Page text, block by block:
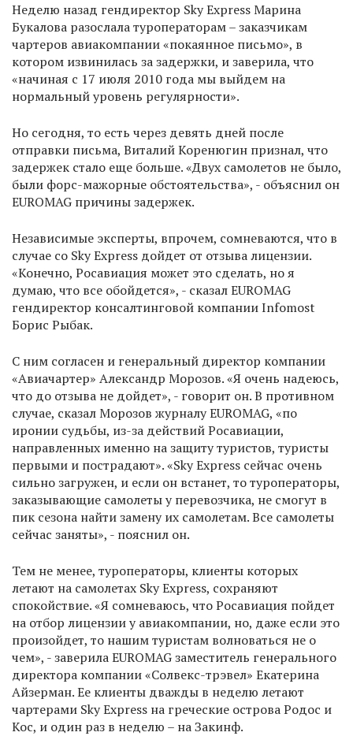
Неделю назад гендиректор Sky Express Марина
Букалова разослала туроператорам – заказчикам
чартеров авиакомпании «покаянное письмо», в
котором извинилась за задержки, и заверила, что
«начиная с 17 июля 2010 года мы выйдем на
нормальный уровень регулярности».
Но сегодня, то есть через девять дней после
отправки письма, Виталий Коренюгин признал, что
задержек стало еще больше. «Двух самолетов не было,
были форс-мажорные обстоятельства», - объяснил он
EUROMAG причины задержек.
Независимые эксперты, впрочем, сомневаются, что в
случае со Sky Express дойдет от отзыва лицензии.
«Конечно, Росавиация может это сделать, но я
думаю, что все обойдется», - сказал EUROMAG
гендиректор консалтинговой компании Infomost
Борис Рыбак.
С ним согласен и генеральный директор компании
«Авиачартер» Александр Морозов. «Я очень надеюсь,
что до отзыва не дойдет», - говорит он. В противном
случае, сказал Морозов журналу EUROMAG, «по
иронии судьбы, из-за действий Росавиации,
направленных именно на защиту туристов, туристы
первыми и пострадают». «Sky Express сейчас очень
сильно загружен, и если он встанет, то туроператоры,
заказывающие самолеты у перевозчика, не смогут в
пик сезона найти замену их самолетам. Все самолеты
сейчас заняты», - пояснил он.
Тем не менее, туроператоры, клиенты которых
летают на самолетах Sky Express, сохраняют
спокойствие. «Я сомневаюсь, что Росавиация пойдет
на отбор лицензии у авиакомпании, но, даже если это
произойдет, то нашим туристам волноваться не о
чем», - заверила EUROMAG заместитель генерального
директора компании «Солвекс-трэвел» Екатерина
Айзерман. Ее клиенты дважды в неделю летают
чартерами Sky Express на греческие острова Родос и
Кос, и один раз в неделю – на Закинф.